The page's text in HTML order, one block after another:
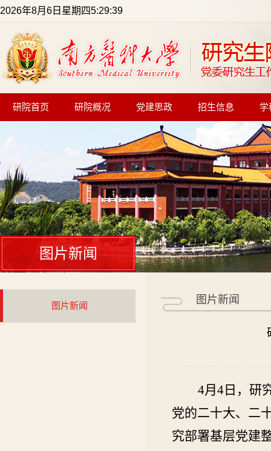
2026年8月6日星期四5:29:39
研院首页 研院概况 党建思政 招生信息 学
图片新闻
图片新闻 图片新闻
4月 4 日， 研
党的二十大、二
究部署基层党建